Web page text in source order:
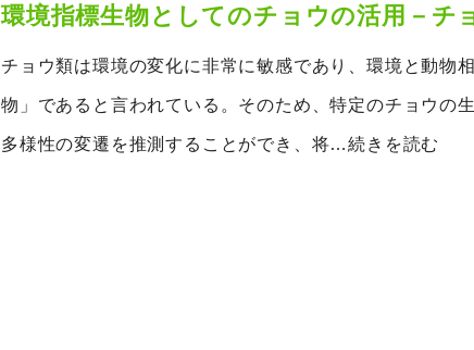
環境指標生物としてのチョウの活用－チ
チョウ類は環境の変化に非常に敏感であり、環境と動物
物」であると言われている。そのため、特定のチョウの
多様性の変遷を推測することができ、将…続きを読む